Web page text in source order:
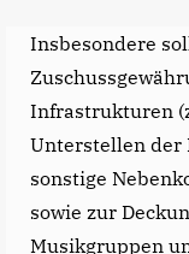
Insbesondere
Infrastrukturen
Unterstellen der
sonstige
sowie zur
Musikgruppen